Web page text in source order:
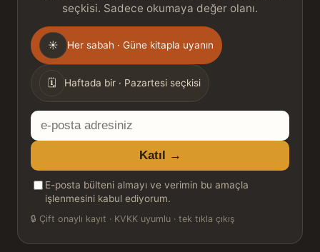
seçkisi. Sadece okumaya değer olanı.
Gönderim
sıklığı
☀ Her sabah · Güne kitapla uyanın
🗓 Haftada bir · Pazartesi seçkisi
E-
posta
adresiniz
Katıl →
E-posta bülteni almayı ve verimin bu amaçla
işlenmesini kabul ediyorum.
🔒 Çift onaylı kayıt · KVKK uyumlu · tek tıkla çıkış